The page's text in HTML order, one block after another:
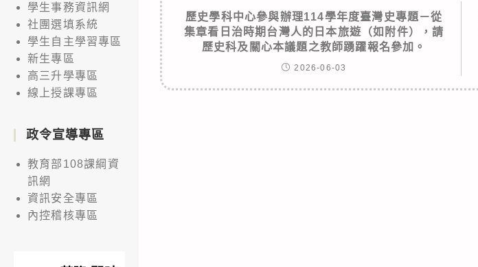
歷史學科中心參與辦理114學年度臺灣史專題－從
集章看日治時期台灣人的日本旅遊（如附件），請
歷史科及關心本議題之教師踴躍報名參加。
2026-06-03
學生事務資訊網
社團選填系統
學生自主學習專區
新生專區
高三升學專區
線上授課專區
政令宣導專區
教育部108課綱資
訊網
資訊安全專區
內控稽核專區